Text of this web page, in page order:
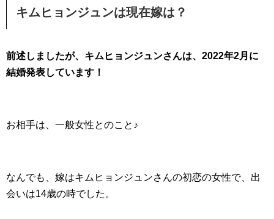
キムヒョンジュンは現在嫁は？
前述しましたが、キムヒョンジュンさんは、2022年2月に
結婚発表しています！
お相手は、一般女性とのこと♪
なんでも、嫁はキムヒョンジュンさんの初恋の女性で、出
会いは14歳の時でした。